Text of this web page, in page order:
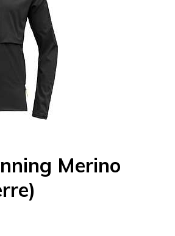
Merino